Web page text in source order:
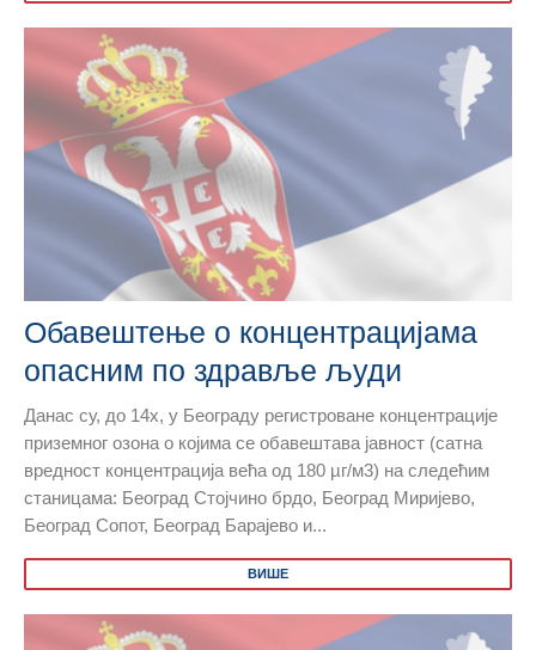
Обавештење о концентрацијама
опасним по здравље људи
Данас су, до 14х, у Београду регистроване концентрације
приземног озона о којима се обавештава јавност (сатна
вредност концентрација већа од 180 µг/м3) на следећим
станицама: Београд Стојчино брдо, Београд Миријево,
Београд Сопот, Београд Барајево и...
ВИШЕ